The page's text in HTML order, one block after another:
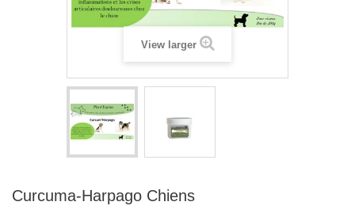
View larger
Curcuma-Harpago Chiens